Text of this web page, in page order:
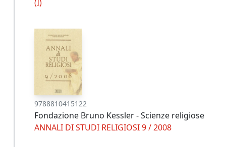
(I)
9788810415122
Fondazione Bruno Kessler - Scienze religiose
ANNALI DI STUDI RELIGIOSI 9 / 2008